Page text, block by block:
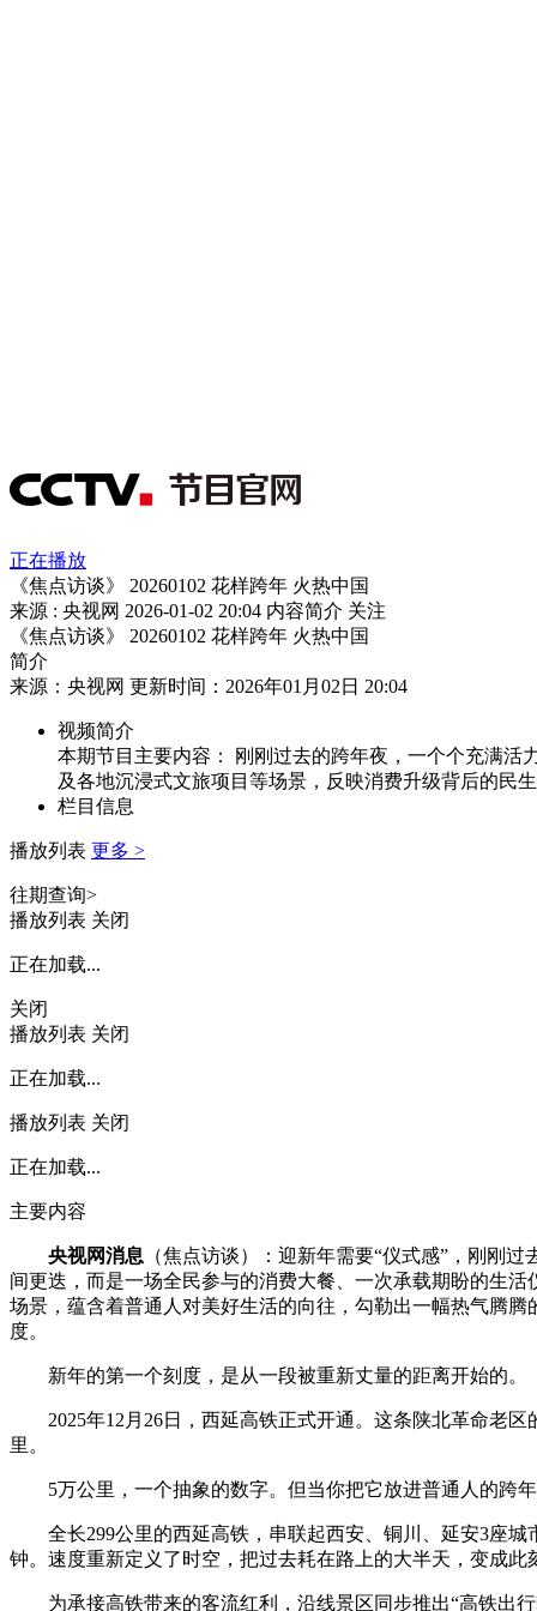
正在播放
《焦点访谈》 20260102 花样跨年 火热中国
来源 : 央视网 2026-01-02 20:04 内容简介 关注
《焦点访谈》 20260102 花样跨年 火热中国
简介
来源：央视网 更新时间：2026年01月02日 20:04
视频简介
本期节目主要内容： 刚刚过去的跨年夜，一个个充满活
及各地沉浸式文旅项目等场景，反映消费升级背后的民
栏目信息
播放列表 更多 >
往期查询>
播放列表 关闭
正在加载...
关闭
播放列表 关闭
正在加载...
播放列表 关闭
正在加载...
主要内容
央视网消息 （焦点访谈）：迎新年需要“仪式感”，刚刚
间更迭，而是一场全民参与的消费大餐、一次承载期盼的生
场景，蕴含着普通人对美好生活的向往，勾勒出一幅热气腾
度。
新年的第一个刻度，是从一段被重新丈量的距离开始的。
2025年12月26日，西延高铁正式开通。这条陕北革命老区
里。
5万公里，一个抽象的数字。但当你把它放进普通人的跨
全长299公里的西延高铁，串联起西安、铜川、延安3座城
钟。速度重新定义了时空，把过去耗在路上的大半天，变成此
为承接高铁带来的客流红利，沿线景区同步推出“高铁出行